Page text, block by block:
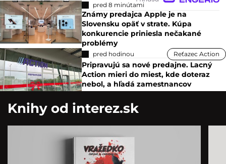
pred 8 minútami
Známy predajca Apple je na
Slovensku opäť v strate. Kúpa
konkurencie priniesla nečakané
problémy
pred hodinou Reťazec Action
Pripravujú sa nové predajne. Lacný
Action mieri do miest, kde doteraz
nebol, a hľadá zamestnancov
Knihy od interez.sk